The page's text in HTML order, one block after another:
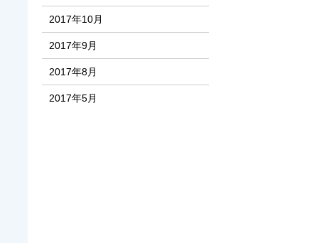
2017年10月
2017年9月
2017年8月
2017年5月